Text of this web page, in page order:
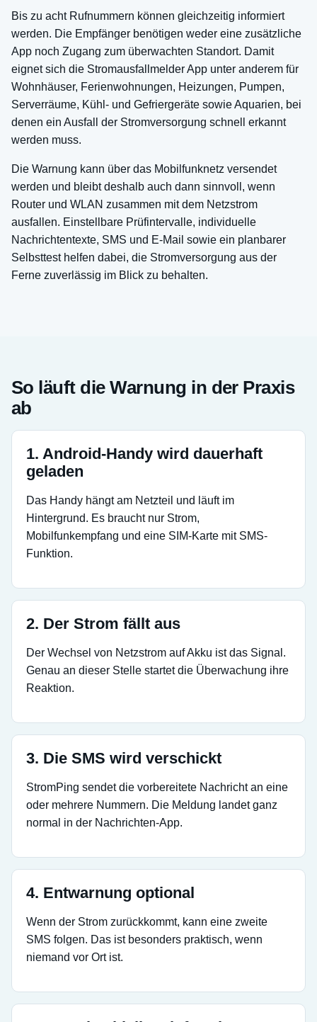
Bis zu acht Rufnummern können gleichzeitig informiert
werden. Die Empfänger benötigen weder eine zusätzliche
App noch Zugang zum überwachten Standort. Damit
eignet sich die Stromausfallmelder App unter anderem für
Wohnhäuser, Ferienwohnungen, Heizungen, Pumpen,
Serverräume, Kühl- und Gefriergeräte sowie Aquarien, bei
denen ein Ausfall der Stromversorgung schnell erkannt
werden muss.
Die Warnung kann über das Mobilfunknetz versendet
werden und bleibt deshalb auch dann sinnvoll, wenn
Router und WLAN zusammen mit dem Netzstrom
ausfallen. Einstellbare Prüfintervalle, individuelle
Nachrichtentexte, SMS und E-Mail sowie ein planbarer
Selbsttest helfen dabei, die Stromversorgung aus der
Ferne zuverlässig im Blick zu behalten.
So läuft die Warnung in der Praxis
ab
1. Android-Handy wird dauerhaft
geladen
Das Handy hängt am Netzteil und läuft im
Hintergrund. Es braucht nur Strom,
Mobilfunkempfang und eine SIM-Karte mit SMS-
Funktion.
2. Der Strom fällt aus
Der Wechsel von Netzstrom auf Akku ist das Signal.
Genau an dieser Stelle startet die Überwachung ihre
Reaktion.
3. Die SMS wird verschickt
StromPing sendet die vorbereitete Nachricht an eine
oder mehrere Nummern. Die Meldung landet ganz
normal in der Nachrichten-App.
4. Entwarnung optional
Wenn der Strom zurückkommt, kann eine zweite
SMS folgen. Das ist besonders praktisch, wenn
niemand vor Ort ist.